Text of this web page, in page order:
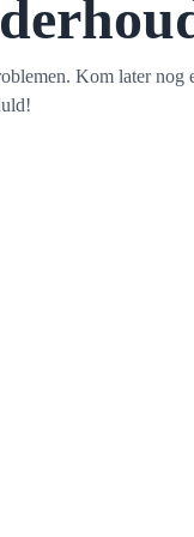
Kom later nog